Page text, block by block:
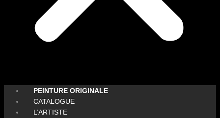
PEINTURE ORIGINALE
CATALOGUE
L’ARTISTE